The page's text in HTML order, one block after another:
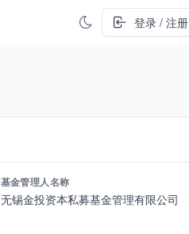
登录 / 注册
基金管理人名称
无锡金投资本私募基金管理有限公司